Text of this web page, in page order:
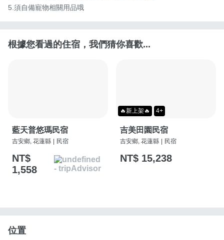
5.須自備寵物相關用品哦
根據您看過的住宿，我們猜你喜歡...
藍天普悠瑪民宿
吉安鄉, 花蓮縣 民宿
NT$
1,558
🔥新上架🔥 4+
吉美田園民宿
吉安鄉, 花蓮縣 民宿
NT$ 15,238
位置